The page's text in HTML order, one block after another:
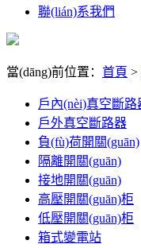
聯(lián)系我們
當(dāng)前位置： 首頁 >
戶內(nèi)真空斷路
戶外真空斷路器
負(fù)荷開關(guān)
隔離開關(guān)
接地開關(guān)
高壓開關(guān)柜
低壓開關(guān)柜
箱式變電站